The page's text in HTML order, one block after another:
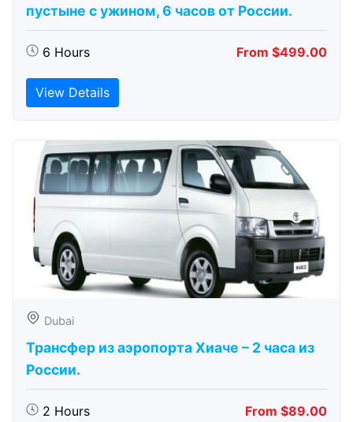
пустыне с ужином, 6 часов от России.
6 Hours From $499.00
View Details
Dubai
Трансфер из аэропорта Хиаче – 2 часа из
России.
2 Hours From $89.00